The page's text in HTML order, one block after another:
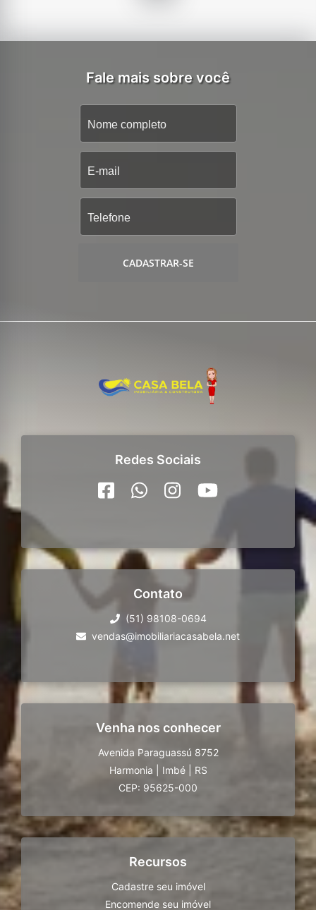
Fale mais sobre você
CADASTRAR-SE
Redes Sociais
Contato
(51) 98108-0694
vendas@imobiliariacasabela.net
Venha nos conhecer
Avenida Paraguassú 8752
Harmonia
Imbé
RS
CEP: 95625-000
Recursos
Cadastre seu imóvel
Encomende seu imóvel